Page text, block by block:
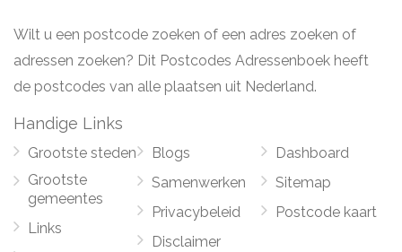
Wilt u een postcode zoeken of een adres zoeken of
adressen zoeken? Dit Postcodes Adressenboek heeft
de postcodes van alle plaatsen uit Nederland.
Handige Links
Grootste steden
Grootste
gemeentes
Links
Blogs
Samenwerken
Privacybeleid
Disclaimer
Dashboard
Sitemap
Postcode kaart